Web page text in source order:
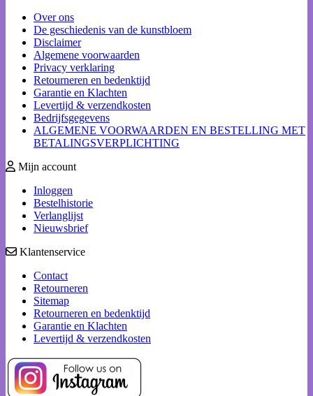
Over ons
De geschiedenis van de kunstbloem
Disclaimer
Algemene voorwaarden
Privacy verklaring
Retourneren en bedenktijd
Garantie en Klachten
Levertijd & verzendkosten
Bedrijfsgegevens
ALGEMENE VOORWAARDEN EN BESTELLING MET
BETALINGSVERPLICHTING
Mijn account
Inloggen
Bestelhistorie
Verlanglijst
Nieuwsbrief
Klantenservice
Contact
Retourneren
Sitemap
Retourneren en bedenktijd
Garantie en Klachten
Levertijd & verzendkosten